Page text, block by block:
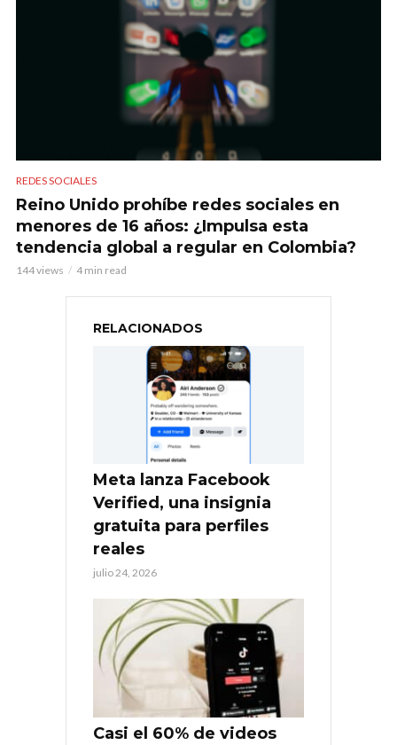
REDES SOCIALES
Reino Unido prohíbe redes sociales en
menores de 16 años: ¿Impulsa esta
tendencia global a regular en Colombia?
144 views 4 min read
RELACIONADOS
Meta lanza Facebook
Verified, una insignia
gratuita para perfiles
reales
julio 24, 2026
Casi el 60% de videos